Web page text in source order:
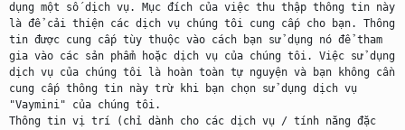
dụng một số dịch vụ. Mục đích của việc thu thập thông tin này
là để cải thiện các dịch vụ chúng tôi cung cấp cho bạn. Thông
tin được cung cấp tùy thuộc vào cách bạn sử dụng nó để tham
gia vào các sản phẩm hoặc dịch vụ của chúng tôi. Việc sử dụng
dịch vụ của chúng tôi là hoàn toàn tự nguyện và bạn không cần
cung cấp thông tin này trừ khi bạn chọn sử dụng dịch vụ
"Vaymini" của chúng tôi.
Thông tin vị trí (chỉ dành cho các dịch vụ / tính năng đặc